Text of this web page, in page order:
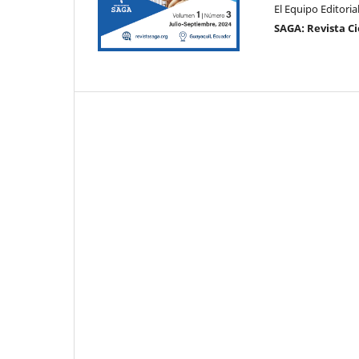
El Equipo Editorial
SAGA: Revista